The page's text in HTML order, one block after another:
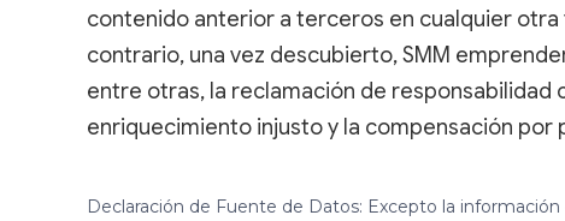
contenido anterior a terceros en cualquier
contrario, una vez descubierto, SMM
entre otras, la reclamación de responsabilidad
enriquecimiento injusto y la compensación
Declaración de Fuente de Datos: Excepto la